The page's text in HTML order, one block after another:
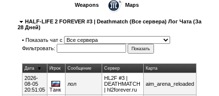
Weapons Maps
HALF-LIFE 2 FOREVER #3 | Deathmatch (Все сервера) Лог Чата (За
28 Дней)
• Показать чат с
Фильтровать:
Дата Игрок Сообщение Сервер Карта
2026-
08-05
20:51:05
Танк
лол
HL2F #3 |
DEATHMATCH
| hl2forever.ru
aim_arena_reloaded